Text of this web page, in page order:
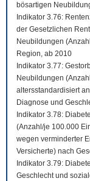
bösartigen
Indikator 3.76:
der Gesetzlichen
Neubildungen
Region, ab 2010
Indikator 3.77:
Neubildungen
altersstandardisiert
Diagnose und
Indikator 3.78:
(Anzahl/je 100.000
wegen verminderter
Versicherte) nach
Indikator 3.79:
Geschlecht und